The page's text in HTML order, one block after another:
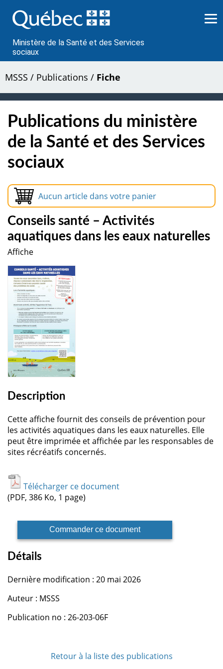
au
contenu
Ministère de la Santé et des Services
sociaux
MSSS / Publications / Fiche
Publications du ministère
de la Santé et des Services
sociaux
Aucun article dans votre panier
Conseils santé – Activités
aquatiques dans les eaux naturelles
Affiche
Description
Cette affiche fournit des conseils de prévention pour
les activités aquatiques dans les eaux naturelles. Elle
peut être imprimée et affichée par les responsables de
sites récréatifs concernés.
Télécharger ce document
(PDF, 386 Ko, 1 page)
Commander ce document
Détails
Dernière modification : 20 mai 2026
Auteur : MSSS
Publication no : 26-203-06F
Retour à la liste des publications